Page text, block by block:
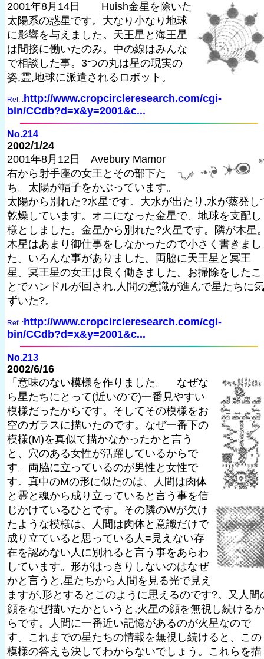
2001年8月14日 Huish金星を除いた
太陽系の惑星です。大なり小なり地球
に影響を与えました。天王星と海王星
は間接に働いたのみ。中の線はみんな
で相談した事。3つの丸は星の現実の
姿,霊,地球に派遣されるロボット。
Ref. : http://www.cropcircleresearch.com/cgi-
bin/CCdb?d=x&y=2001&c...
No.214
2002/1/24
2001年8月12日 Avebury Mamor
右から射手座の女王とその部下た
ち。太陽が帽子をかぶっています。
太陽から別れた?水星です。大水が出たり,水が蒸発し
乾燥しています。オニになった金星で、地球を支配し
様としました。金星から別れた?火星です。隣が木星
木星はあまり御仕事をしなかったので小さく書きまし
た。いろんな事がありました。両脇に天王星と冥王
星。冥王星の女王は良く働きました。お掃除をしたこ
とでハンドルが回され,人間の意識が進んで星たちに気
ずいた?。
Ref. : http://www.cropcircleresearch.com/cgi-
bin/CCdb?d=x&y=2001&c...
No.213
2002/6/16
「意味のない模様を作りました。 なぜな
ら星たちにとって(近いので)一番見やすい
模様だったからです。そしてその模様をお
空のガラスに描いたのです。なぜ一番下の
模様(M)を真似て描かなかったかと言う
と、穴のある女性が活躍しているからで
す。両脇に立っているのが男性と女性で
す。真中のMの形に似たのは、人間は肉体
と霊と魂から成り立っていると言う事を信
じかけているひとです。その隣のWが欠け
たような模様は、人間は肉体と意識だけで
成り立ていると思っている人=見えない存
在を認めない人に別れると言う事をあらわ
しています。形がはっきりしないのはなぜ
かと言うと,星たちから人間を見る光で見え
ますが,形とするとこのように思えるのです?。又人間
顔をなぜ描いたかというと,火星の顔を無視し続けるか
らです。人間に一番近い記憶があるのが火星なので
す。これまでの星たちの情報を無視し続けると、この
模様の答えも決してわからないでしょう。これらを描